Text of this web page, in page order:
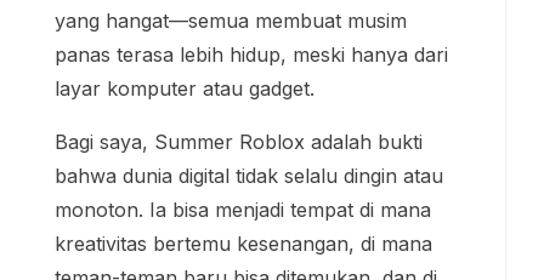
yang hangat—semua membuat musim
panas terasa lebih hidup, meski hanya dari
layar komputer atau gadget.
Bagi saya, Summer Roblox adalah bukti
bahwa dunia digital tidak selalu dingin atau
monoton. Ia bisa menjadi tempat di mana
kreativitas bertemu kesenangan, di mana